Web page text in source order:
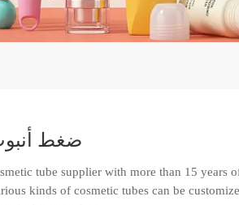
ضغط
tube supplier with more than 15 years
kinds of cosmetic tubes can be